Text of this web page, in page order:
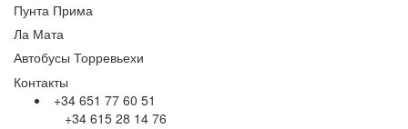
Пунта Прима
Ла Мата
Автобусы Торревьехи
Контакты
+34 651 77 60 51
+34 615 28 14 76